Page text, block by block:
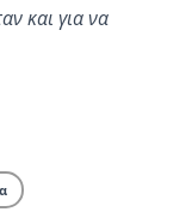
και για να